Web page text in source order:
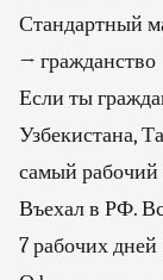
Стандартный
→ гражданство
Если ты
Узбекистана,
самый
Въехал в РФ.
7 рабочих